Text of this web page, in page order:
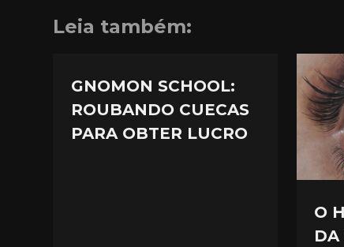
Leia também:
GNOMON SCHOOL:
ROUBANDO CUECAS
PARA OBTER LUCRO
O
DA